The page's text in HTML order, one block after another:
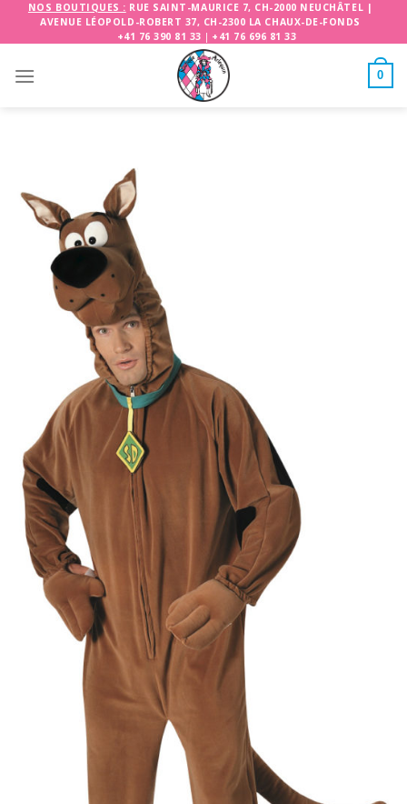
NOS BOUTIQUES : RUE SAINT-MAURICE 7, CH-2000 NEUCHÂTEL |
AVENUE LÉOPOLD-ROBERT 37, CH-2300 LA CHAUX-DE-FONDS
+41 76 390 81 33 | +41 76 696 81 33
0